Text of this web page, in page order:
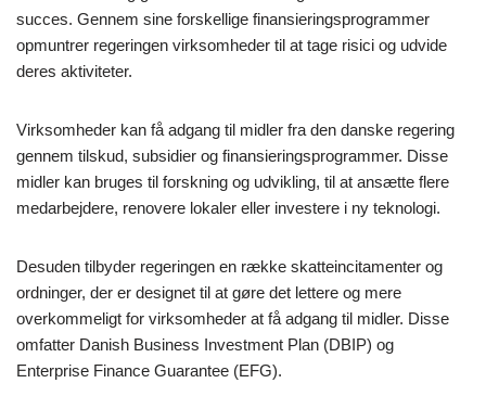
succes. Gennem sine forskellige finansieringsprogrammer
opmuntrer regeringen virksomheder til at tage risici og udvide
deres aktiviteter.
Virksomheder kan få adgang til midler fra den danske regering
gennem tilskud, subsidier og finansieringsprogrammer. Disse
midler kan bruges til forskning og udvikling, til at ansætte flere
medarbejdere, renovere lokaler eller investere i ny teknologi.
Desuden tilbyder regeringen en række skatteincitamenter og
ordninger, der er designet til at gøre det lettere og mere
overkommeligt for virksomheder at få adgang til midler. Disse
omfatter Danish Business Investment Plan (DBIP) og
Enterprise Finance Guarantee (EFG).